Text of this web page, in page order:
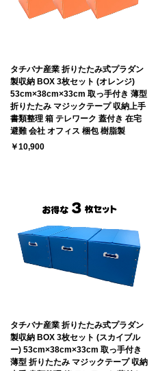
タチバナ産業 折りたたみ式プラダン
製収納 BOX 3枚セット (オレンジ)
53cm×38cm×33cm 取っ手付き 薄型
折りたたみ マジックテープ 収納上手
書類整理 箱 テレワーク 蓋付き 在宅
避難 会社 オフィス 梱包 樹脂製
￥10,900
タチバナ産業 折りたたみ式プラダン
製収納 BOX 3枚セット (スカイブル
ー) 53cm×38cm×33cm 取っ手付き
薄型 折りたたみ マジックテープ 収納